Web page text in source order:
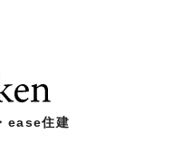
ease住建